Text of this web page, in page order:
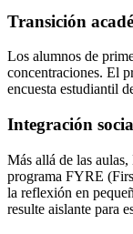
Transición
Los alumnos de
concentraciones. El
encuesta estudiantil
Integración
Más allá de las
programa FYRE
la reflexión en
resulte aislante para